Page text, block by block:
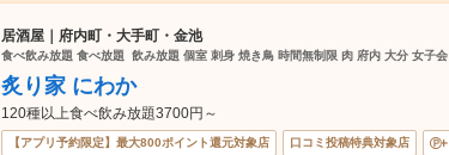
居酒屋｜府内町・大手町・金池
食べ飲み放題 食べ放題 飲み放題 個室 刺身 焼き鳥 時間無制限 肉 府内 大分 女子会
炙り家 にわか
120種以上食べ飲み放題3700円～
【アプリ予約限定】最大800ポイント還元対象店 口コミ投稿特典対象店